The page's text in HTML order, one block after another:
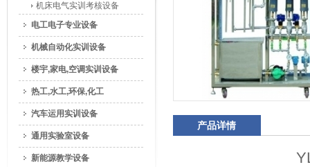
产品详情
机床电气实训考核设备
电工电子专业设备
机械自动化实训设备
楼宇,家电,空调实训设备
热工,水工,环保,化工
汽车运用实训设备
通用实验室设备
新能源教学设备